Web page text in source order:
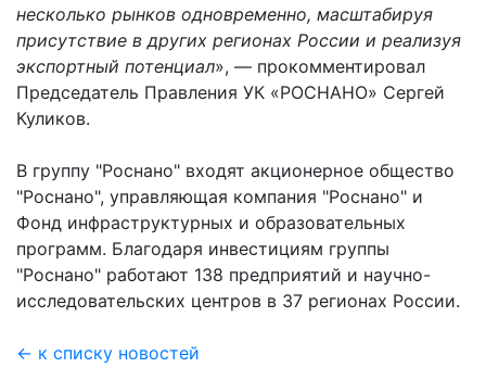
несколько рынков одновременно, масштабируя
присутствие в других регионах России и реализуя
экспортный потенциал», — прокомментировал
Председатель Правления УК «РОСНАНО» Сергей
Куликов.
В группу "Роснано" входят акционерное общество
"Роснано", управляющая компания "Роснано" и
Фонд инфраструктурных и образовательных
программ. Благодаря инвестициям группы
"Роснано" работают 138 предприятий и научно-
исследовательских центров в 37 регионах России.
← к списку новостей